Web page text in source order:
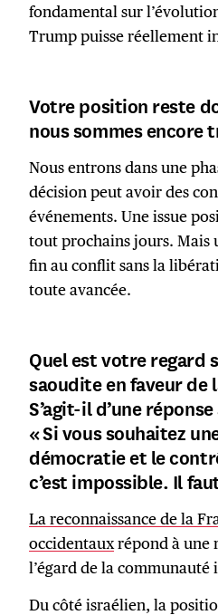
fondamental sur
Trump puisse réellement
Votre position reste
nous sommes encore
Nous entrons dans une
décision peut avoir des
événements. Une issue
tout prochains jours. Mais
fin au conflit sans la
toute avancée.
Quel est votre regard
saoudite en faveur de
S’agit-il d’une
« Si vous souhaitez
démocratie et le
c’est impossible. Il
La reconnaissance de la
occidentauxrépond à une
l’égard de la
Du côté israélien, la